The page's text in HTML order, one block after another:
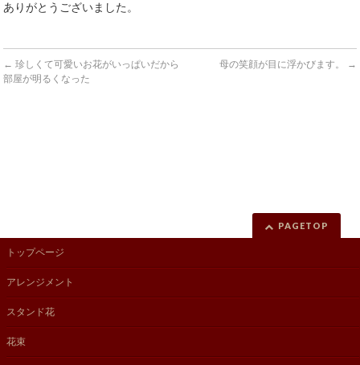
ありがとうございました。
← 珍しくて可愛いお花がいっぱいだから
部屋が明るくなった
母の笑顔が目に浮かびます。 →
PAGETOP
トップページ
アレンジメント
スタンド花
花束